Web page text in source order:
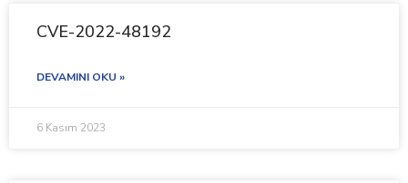
CVE-2022-48192
DEVAMINI OKU »
6 Kasım 2023